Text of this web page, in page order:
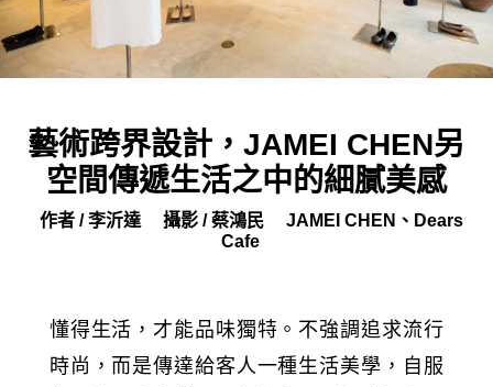
藝術跨界設計，JAMEI CHEN另
空間傳遞生活之中的細膩美感
作者 / 李沂達 攝影 / 蔡鴻民
JAMEI CHEN、Dears
Cafe
懂得生活，才能品味獨特。不強調追求流行
時尚，而是傳達給客人一種生活美學，自服